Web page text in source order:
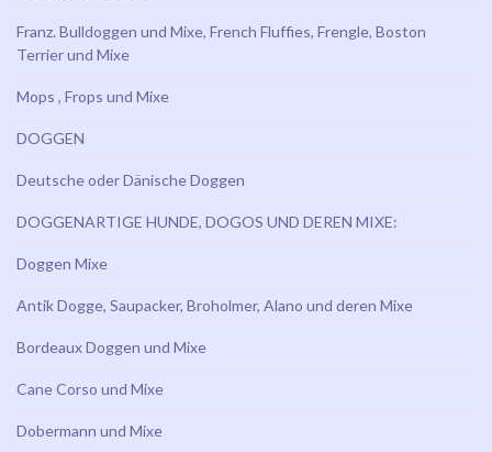
Franz. Bulldoggen und Mixe, French Fluffies, Frengle, Boston
Terrier und Mixe
Mops , Frops und Mixe
DOGGEN
Deutsche oder Dänische Doggen
DOGGENARTIGE HUNDE, DOGOS UND DEREN MIXE:
Doggen Mixe
Antik Dogge, Saupacker, Broholmer, Alano und deren Mixe
Bordeaux Doggen und Mixe
Cane Corso und Mixe
Dobermann und Mixe